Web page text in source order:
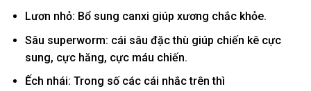
Lươn nhỏ: Bổ sung canxi giúp xương chắc khỏe.
Sâu superworm: cái sâu đặc thù giúp chiến kê cực
sung, cực hăng, cực máu chiến.
Ếch nhái: Trong số các cái nhắctrên thì